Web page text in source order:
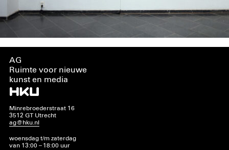
AG
Ruimte voor nieuwe
kunst en media
Minrebroederstraat 16
3512 GT Utrecht
ag@hku.nl
woensdag t/m zaterdag
van 13:00 – 18:00 uur